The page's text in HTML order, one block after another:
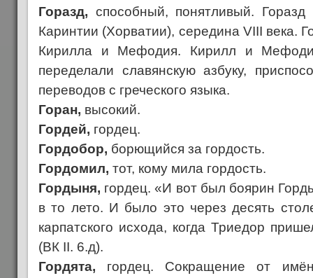
Горазд, способный, понятливый. Горазд
Каринтии (Хорватии), середина VIII века.
Кирилла и Мефодия. Кирилл и
переделали славянскую азбуку,
переводов с греческого языка.
Горан, высокий.
Гордей, гордец.
Гордобор, борющийся за гордость.
Гордомил, тот, кому мила гордость.
Гордыня, гордец. «И вот был боярин
в то лето. И было это через десять
карпатского исхода, когда Триедор
(ВК II. 6.д).
Гордята, гордец. Сокращение от